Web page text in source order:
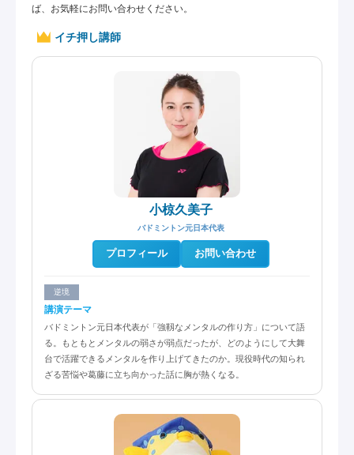
ば、お気軽にお問い合わせください。
イチ押し講師
小椋久美子
バドミントン元日本代表
プロフィール お問い合わせ
逆境
講演テーマ
バドミントン元日本代表が「強靱なメンタルの作り方」について語
る。もともとメンタルの弱さが弱点だったが、どのようにして大舞
台で活躍できるメンタルを作り上げてきたのか。現役時代の知られ
ざる苦悩や葛藤に立ち向かった話に胸が熱くなる。